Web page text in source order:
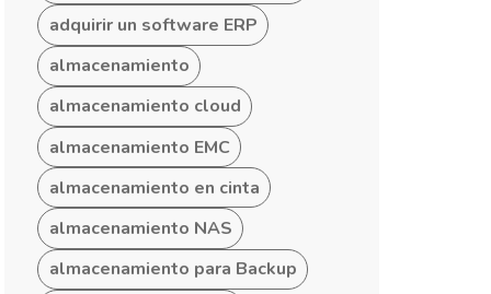
adquirir un software ERP
almacenamiento
almacenamiento cloud
almacenamiento EMC
almacenamiento en cinta
almacenamiento NAS
almacenamiento para Backup